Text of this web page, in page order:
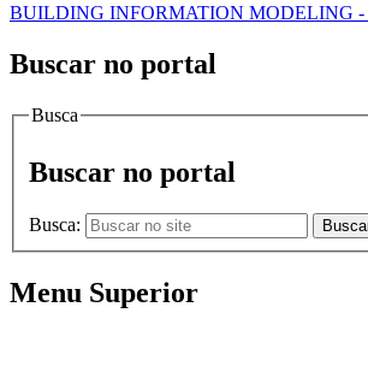
BUILDING INFORMATION MODELING
Buscar no portal
Busca
Buscar no portal
Busca:
Menu Superior